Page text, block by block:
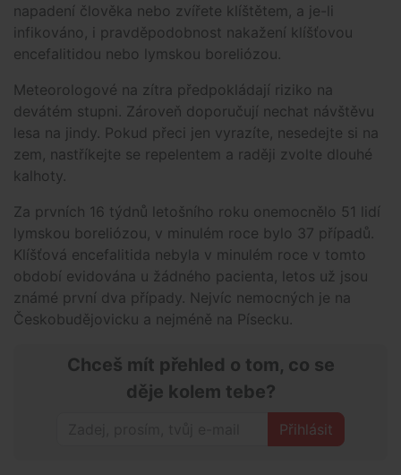
napadení člověka nebo zvířete klíštětem, a je-li
infikováno, i pravděpodobnost nakažení klíšťovou
encefalitidou nebo lymskou boreliózou.
Meteorologové na zítra předpokládají riziko na
devátém stupni. Zároveň doporučují nechat návštěvu
lesa na jindy. Pokud přeci jen vyrazíte, nesedejte si na
zem, nastříkejte se repelentem a raději zvolte dlouhé
kalhoty.
Za prvních 16 týdnů letošního roku onemocnělo 51 lidí
lymskou boreliózou, v minulém roce bylo 37 případů.
Klíšťová encefalitida nebyla v minulém roce v tomto
období evidována u žádného pacienta, letos už jsou
známé první dva případy. Nejvíc nemocných je na
Českobudějovicku a nejméně na Písecku.
Chceš mít přehled o tom, co se
děje kolem tebe?
Přihlásit